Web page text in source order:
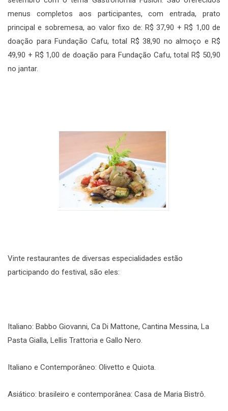
menus completos aos participantes, com entrada, prato
principal e sobremesa, ao valor fixo de: R$ 37,90 + R$ 1,00 de
doação para Fundação Cafu, total R$ 38,90 no almoço e R$
49,90 + R$ 1,00 de doação para Fundação Cafu, total R$ 50,90
no jantar.
Vinte restaurantes de diversas especialidades estão
participando do festival, são eles:
Italiano: Babbo Giovanni, Ca Di Mattone, Cantina Messina, La
Pasta Gialla, Lellis Trattoria e Gallo Nero.
Italiano e Contemporâneo: Olivetto e Quiota.
Asiático: brasileiro e contemporânea: Casa de Maria Bistrô.